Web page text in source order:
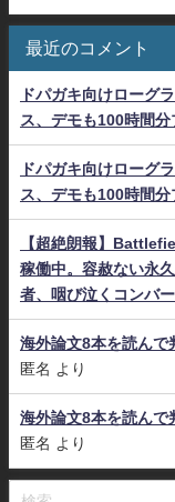
最近のコメント
ドパガキ向けローグ
ス、デモも100時間分
ドパガキ向けローグ
ス、デモも100時間分
【超絶朗報】
稼働中。容赦ない永
者、咽び泣くコンバ
海外論文8本を読んで
匿名 より
海外論文8本を読んで
匿名 より